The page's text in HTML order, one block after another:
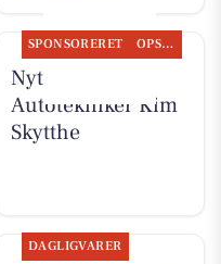
SPONSORERET OPSLAGSTAVLEN
Nyt fra
Autotekniker Kim
Skytthe
DAGLIGVARER